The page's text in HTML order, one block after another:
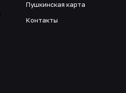
Пушкинская карта
Контакты